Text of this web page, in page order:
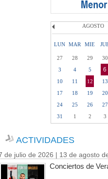
AGOSTO
LUN MAR MIE
27 28 29 30
3
4 5 6
10
11 12 13
17
18 19 20
24
25 26 27
31
1 2 3
ACTIVIDADES
de julio de 2026 | 13 de agosto
Conciertos de